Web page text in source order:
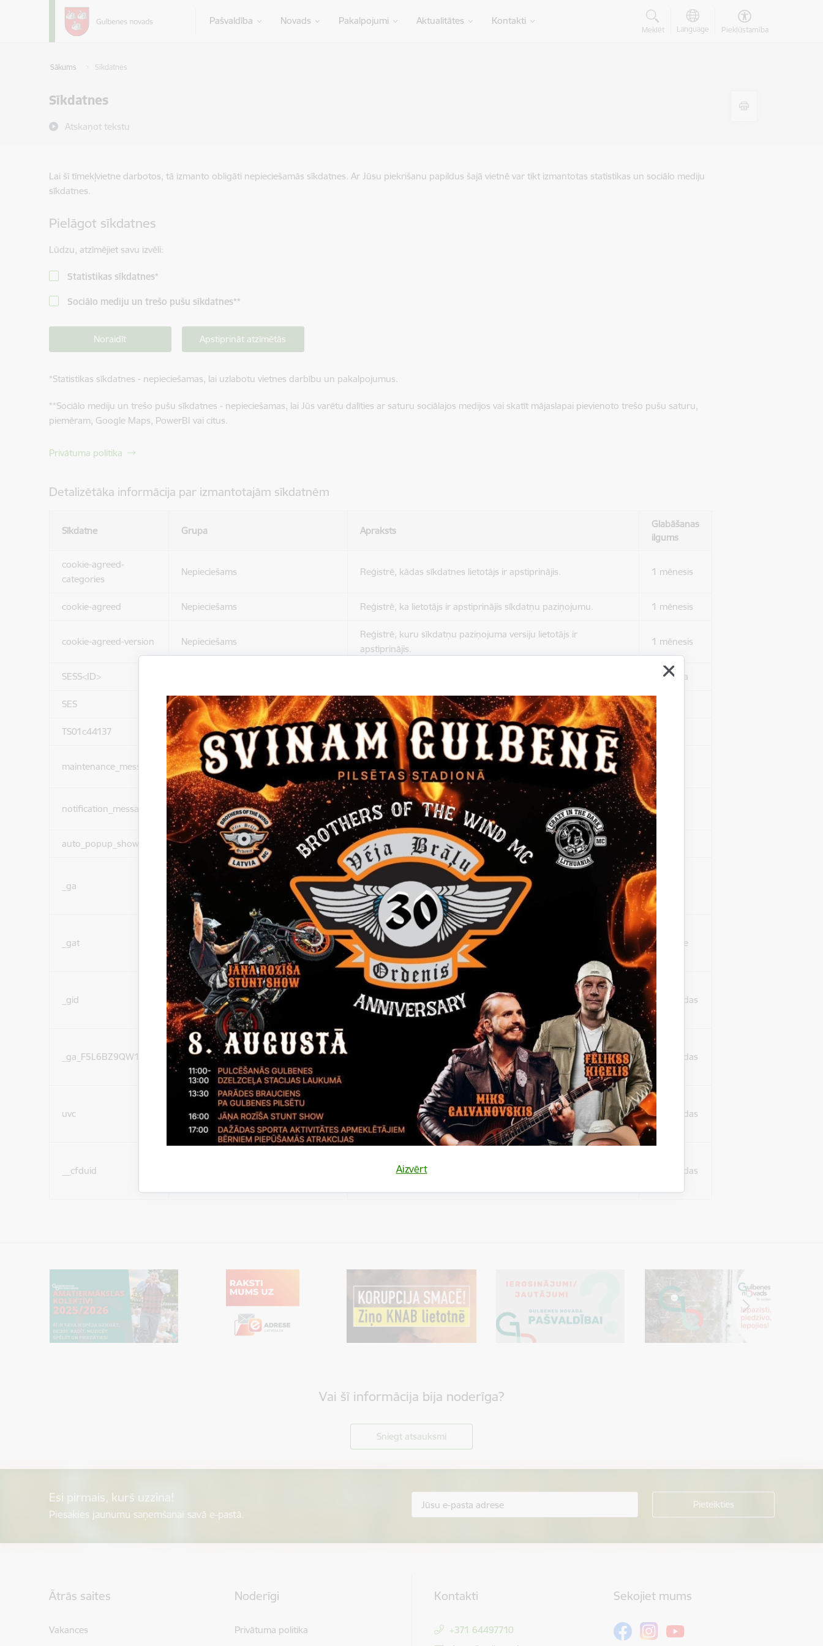
Pāriet uz lapas saturu
Pašvaldība Novads Pakalpojumi Aktualitātes Kontakti
Meklēt Language Piekļūstamība
Sākums Sīkdatnes
Sīkdatnes
Atskaņot tekstu
Aizvērt
Lai šī tīmekļvietne darbotos, tā izmanto obligāti nepieciešamās sīkdatnes. Ar Jūsu piekrišanu papildus šajā vietnē var tikt izmantotas statistikas un sociālo mediju
sīkdatnes.
Pielāgot sīkdatnes
Lūdzu, atzīmējiet savu izvēli:
Statistikas sīkdatnes*
Sociālo mediju un trešo pušu sīkdatnes**
Noraidīt Apstiprināt atzīmētās
*Statistikas sīkdatnes - nepieciešamas, lai uzlabotu vietnes darbību un pakalpojumus.
**Sociālo mediju un trešo pušu sīkdatnes - nepieciešamas, lai Jūs varētu dalīties ar saturu sociālajos medijos vai skatīt mājaslapai pievienoto trešo pušu saturu,
piemēram, Google Maps, PowerBI vai citus.
Privātuma politika
Detalizētāka informācija par izmantotajām sīkdatnēm
Sīkdatne Grupa Apraksts
Glabāšanas
ilgums
cookie-agreed-
categories
Nepieciešams Reģistrē, kādas sīkdatnes lietotājs ir apstiprinājis. 1 mēnesis
cookie-agreed Nepieciešams Reģistrē, ka lietotājs ir apstiprinājis sīkdatņu paziņojumu. 1 mēnesis
cookie-agreed-version Nepieciešams
Reģistrē, kuru sīkdatņu paziņojuma versiju lietotājs ir
apstiprinājis.
1 mēnesis
SESS<ID> 1 stunda
SES Nepieciešams Sesijas uzturēšana no slodzes dalīšanas viedokļa. Sesija
TS01c44137 Nepieciešams Drošības politikas sesija. Sesija
maintenance_message Nepieciešams
Sīkdatne ir nepieciešama, lai visiem lietotājiem nerādītu
ziņojumus pēc tam, kad viņi ir izlasījuši un aizvēruši tos.
Sesija
notification_messages Nepieciešams
Sīkdatne ir nepieciešama, lai visiem lietotājiem nerādītu
ziņojumus pēc tam, kad viņi ir izlasījuši un aizvēruši tos.
Sesija
auto_popup_showed Nepieciešams Reģistrē, ka tiek parādīts modālais logs. Sesija
_ga
Statistikas sīkdatnes (nepieciešamas,
lai uzlabotu vietnes darbību un
pakalpojumus)
Reģistrē unikālu ID, kas tiek izmantots statistisko datu iegūšanai
par to, kā apmeklētājs izmanto vietni.
2 gadi
_gat
Statistikas sīkdatnes (nepieciešamas,
lai uzlabotu vietnes darbību un
pakalpojumus)
Izmanto Google Analytics, lai samazinātu pieprasījuma līmeni. 1 minūte
_gid
Statistikas sīkdatnes (nepieciešamas,
lai uzlabotu vietnes darbību un
pakalpojumus)
Reģistrē unikālu ID, kas tiek izmantots statistisko datu iegūšanai
par to, kā apmeklētājs izmanto vietni.
24 stundas
_ga_F5L6BZ9QW1
Statistikas sīkdatnes (nepieciešamas,
lai uzlabotu vietnes darbību un
pakalpojumus)
Reģistrē unikālu ID priekš jaunākās GA 4 versijas, kas tiek
izmantots statistisko datu iegūšanai par to, kā apmeklētājs
24 stundas
uvc
Sociālo mediju sīkdatnes
(nepieciešamas, lai Jūs varētu dalīties
ar saturu sociālajos tīklos)
Šīs sīkdatnes ir paredzētas tādu vietņu un satura koplietošanai,
kas jūs interesē mūsu vietnē, izmantojot trešo personu sociālos
tīklus vai citas vietnes.
24 stundas
__cfduid Cookie is needed for all users for sharing content 24 stundas
Vai šī informācija bija noderīga?
Sniegt atsauksmi
Esi pirmais, kurš uzzina!
Piesakies jaunumu saņemšanai savā e-pastā.
Ātrās saites
Vakances
Noderīgi
Privātuma politika
Kontakti
+371 64497710
Sekojiet mums